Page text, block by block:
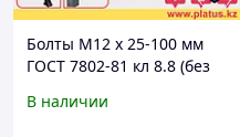
Болты М12 х 25-100 мм
ГОСТ 7802-81 кл 8.8 (без
ДОРОЖНЫЙ
В наличии